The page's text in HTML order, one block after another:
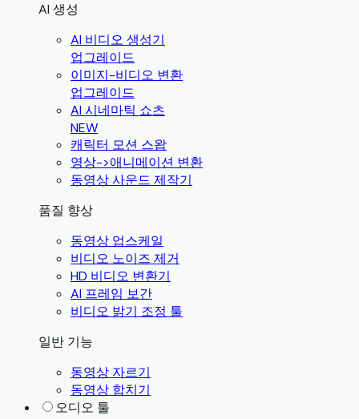
AI 생성
AI 비디오 생성기
업그레이드
이미지-비디오 변환
업그레이드
AI 시네마틱 쇼츠
NEW
캐릭터 모션 스왑
영상->애니메이션 변환
동영상 사운드 제작기
품질 향상
동영상 업스케일
비디오 노이즈 제거
HD 비디오 변환기
AI 프레임 보간
비디오 밝기 조정 툴
일반 기능
동영상 자르기
동영상 합치기
오디오 툴